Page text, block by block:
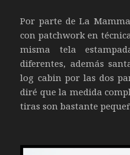
Por parte de La
con patchwork en
misma tela
diferentes, además
log cabin por las dos
diré que la medida
tiras son bastante